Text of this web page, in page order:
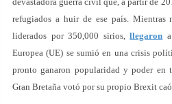
refugiados a huir de ese país. Mientras
liderados por 350,000 sirios,llegaron
Europea (UE) se sumió en una crisis
pronto ganaron popularidad y poder en
Gran Bretaña votó por su propio Brexit